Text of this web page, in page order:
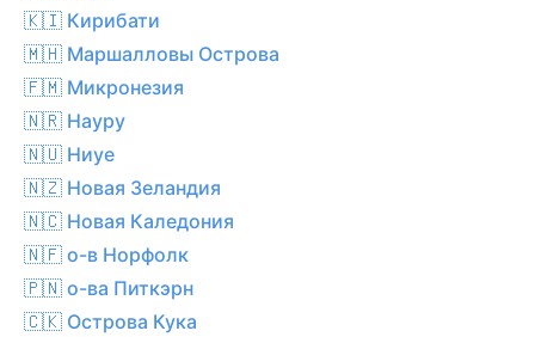
🇰🇮 Кирибати
🇲🇭 Маршалловы Острова
🇫🇲 Микронезия
🇳🇷 Науру
🇳🇺 Ниуе
🇳🇿 Новая Зеландия
🇳🇨 Новая Каледония
🇳🇫 о-в Норфолк
🇵🇳 о-ва Питкэрн
🇨🇰 Острова Кука